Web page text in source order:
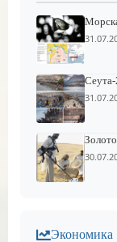
Экономика